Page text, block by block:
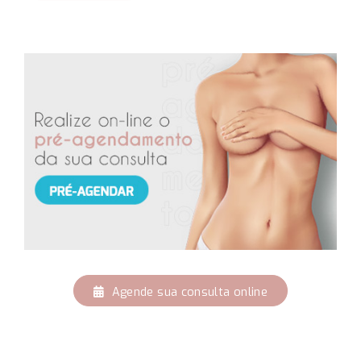
Agende sua consulta online